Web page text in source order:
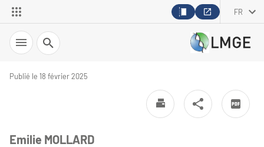
FR
Recherche
Publié le 18 février 2025
Emilie MOLLARD